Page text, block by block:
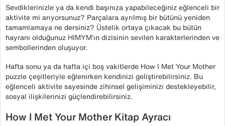
Sevdiklerinizle ya da kendi başınıza yapabileceğiniz eğlenceli bir
aktivite mi arıyorsunuz? Parçalara ayrılmış bir bütünü yeniden
tamamlamaya ne dersiniz? Üstelik ortaya çıkacak bu bütün
hayranı olduğunuz HIMYM’ın dizisinin sevilen karakterlerinden ve
sembollerinden oluşuyor.
Hafta sonu ya da hafta içi boş vakitlerde How I Met Your Mother
puzzle çeşitleriyle eğlenirken kendinizi geliştirebilirsiniz. Bu
eğlenceli aktivite sayesinde zihinsel gelişiminizi destekleyebilir,
sosyal ilişkilerinizi güçlendirebilirsiniz.
How I Met Your Mother Kitap Ayracı